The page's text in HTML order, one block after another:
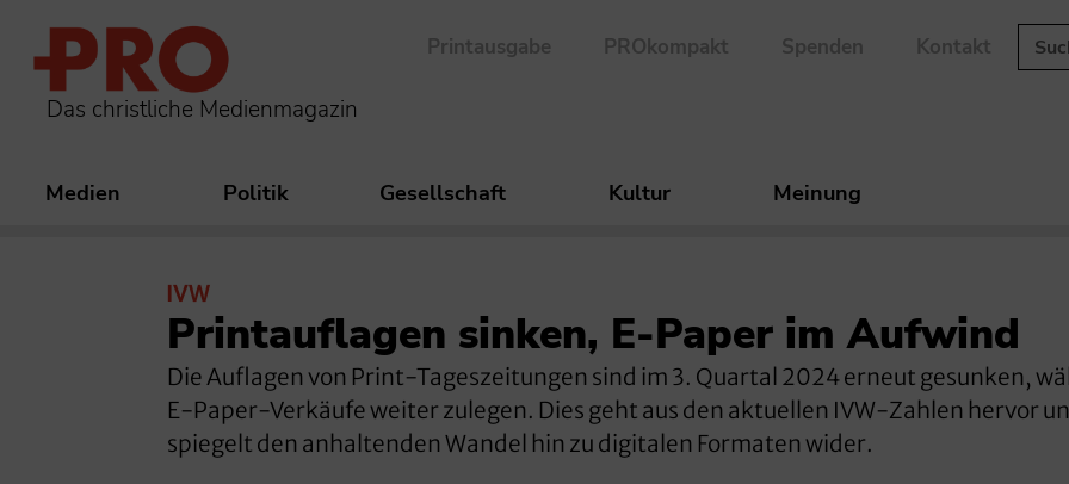
Das christliche Medienmagazin
Printausgabe PROkompakt Spenden Kontakt
Medien Politik Gesellschaft Kultur Meinung
IVW
Printauflagen sinken, E-Paper im Aufwind
Die Auflagen von Print-Tageszeitungen sind im 3. Quartal 2024 erneut gesunken,
E-Paper-Verkäufe weiter zulegen. Dies geht aus den aktuellen IVW-Zahlen hervor
spiegelt den anhaltenden Wandel hin zu digitalen Formaten wider.